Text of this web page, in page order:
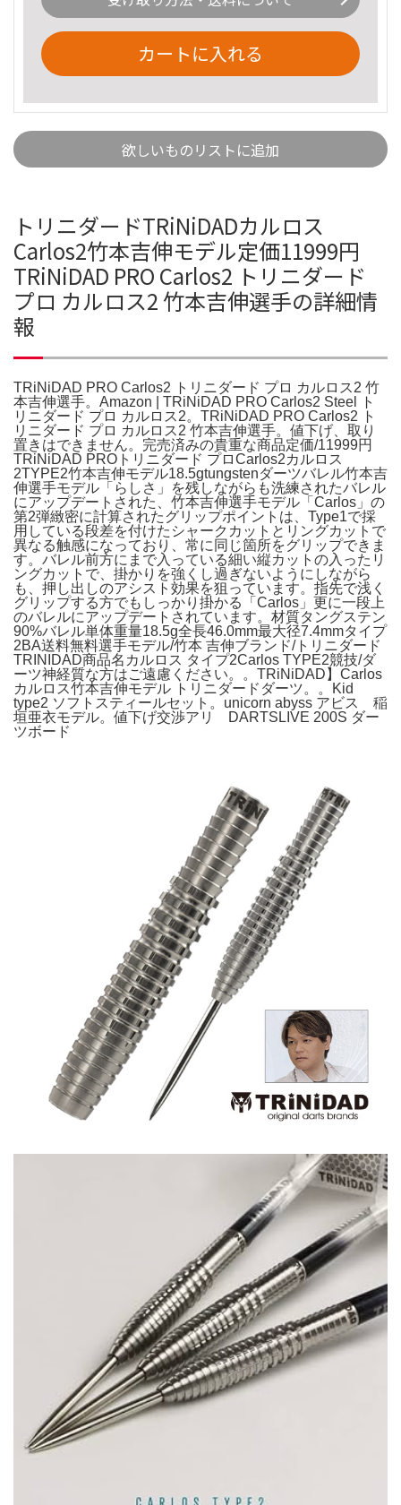
カートに入れる
欲しいものリストに追加
トリニダードTRiNiDADカルロス
Carlos2竹本吉伸モデル定価11999円
TRiNiDAD PRO Carlos2 トリニダード
プロ カルロス2 竹本吉伸選手の詳細情
報
TRiNiDAD PRO Carlos2 トリニダード プロ カルロス2 竹
本吉伸選手。Amazon | TRiNiDAD PRO Carlos2 Steel ト
リニダード プロ カルロス2。TRiNiDAD PRO Carlos2 ト
リニダード プロ カルロス2 竹本吉伸選手。値下げ、取り
置きはできません。完売済みの貴重な商品定価/11999円
TRiNiDAD PROトリニダード プロCarlos2カルロス
2TYPE2竹本吉伸モデル18.5gtungstenダーツバレル竹本吉
伸選手モデル「らしさ」を残しながらも洗練されたバレル
にアップデートされた、竹本吉伸選手モデル「Carlos」の
第2弾緻密に計算されたグリップポイントは、Type1で採
用している段差を付けたシャークカットとリングカットで
異なる触感になっており、常に同じ箇所をグリップできま
す。バレル前方にまで入っている細い縦カットの入ったリ
ングカットで、掛かりを強くし過ぎないようにしながら
も、押し出しのアシスト効果を狙っています。指先で浅く
グリップする方でもしっかり掛かる「Carlos」更に一段上
のバレルにアップデートされています。材質タングステン
90%バレル単体重量18.5g全長46.0mm最大径7.4mmタイプ
2BA送料無料選手モデル/竹本 吉伸ブランド/トリニダード
TRINIDAD商品名カルロス タイプ2Carlos TYPE2競技/ダ
ーツ神経質な方はご遠慮ください。。TRiNiDAD】Carlos
カルロス竹本吉伸モデル トリニダードダーツ。。Kid
type2 ソフトスティールセット。unicorn abyss アビス 稲
垣亜衣モデル。値下げ交渉アリ DARTSLIVE 200S ダー
ツボード